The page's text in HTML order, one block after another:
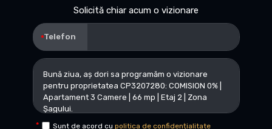
Solicită chiar acum o vizionare
Telefon
Sunt de acord cu politica de confidențialitate